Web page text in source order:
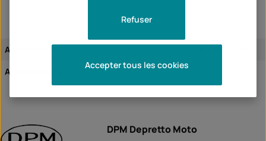
Approbation:
Attribution de l'article:
spécifique aux véhicules
DPM Depretto Moto
Refuser
Accepter tous les cookies